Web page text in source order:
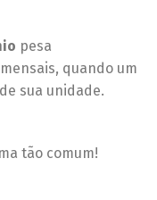
pesa
quando um
sua unidade.
tão comum!